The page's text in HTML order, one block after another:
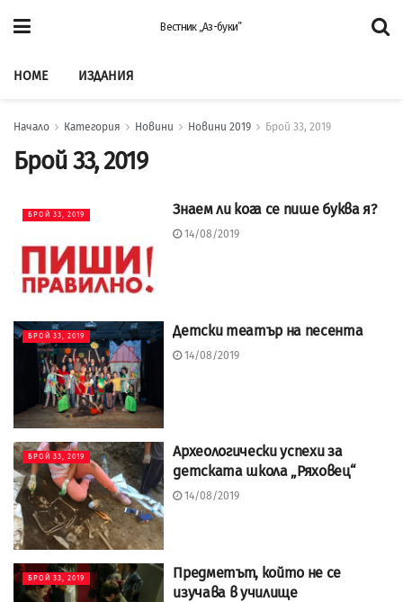
Вестник „Аз-буки”
HOME ИЗДАНИЯ
Начало Категория Новини Новини 2019 Брой 33, 2019
Брой 33, 2019
БРОЙ 33, 2019 Знаем ли кога се пише буква я?
14/08/2019
БРОЙ 33, 2019 Детски театър на песента
14/08/2019
БРОЙ 33, 2019
Археологически успехи за
детската школа „Ряховец“
14/08/2019
БРОЙ 33, 2019
Предметът, който не се
изучава в училище